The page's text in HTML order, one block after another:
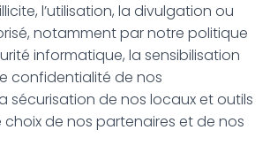
l’utilisation, la divulgation ou
notamment par notre politique
informatique, la sensibilisation
confidentialité de nos
sécurisation de nos locaux et outils
choix de nos partenaires et de nos